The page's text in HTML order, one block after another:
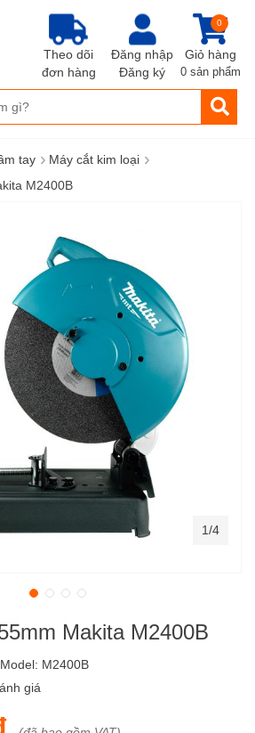
Đăng nhập
Đăng ký
Giỏ hàng
0
0 sản phẩm
Theo dõi
đơn hàng
tay › Máy cắt kim loại ›
M2400B
Makita M2400B
Model: M2400B
giá
1/4